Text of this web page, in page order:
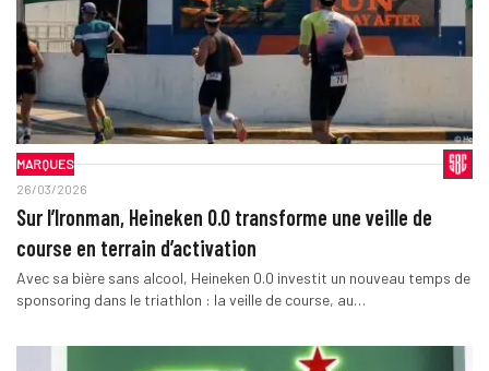
MARQUES
26/03/2026
Sur l’Ironman, Heineken 0.0 transforme une veille de
course en terrain d’activation
Avec sa bière sans alcool, Heineken 0.0 investit un nouveau temps de
sponsoring dans le triathlon : la veille de course, au…